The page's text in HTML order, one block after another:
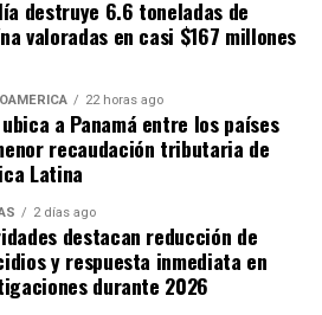
destruye 6.6 toneladas de
valoradas en casi $167 millones
22 horas ago
ubica a Panamá entre los países
recaudación tributaria de
Latina
2 días ago
destacan reducción de
y respuesta inmediata en
durante 2026